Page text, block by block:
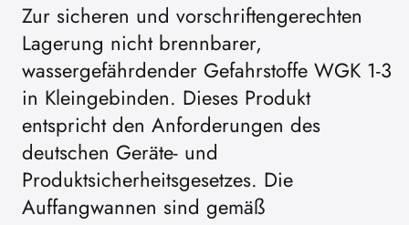
Zur sicheren und vorschriftengerechten
Lagerung nicht brennbarer,
wassergefährdender Gefahrstoffe WGK 1-3
in Kleingebinden. Dieses Produkt
entspricht den Anforderungen des
deutschen Geräte- und
Produktsicherheitsgesetzes. Die
Auffangwannen sind gemäß